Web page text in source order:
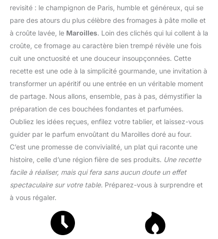
revisité : le champignon de Paris, humble et généreux, qui se
pare des atours du plus célèbre des fromages à pâte molle et
à croûte lavée, le Maroilles. Loin des clichés qui lui collent à la
croûte, ce fromage au caractère bien trempé révèle une fois
cuit une onctuosité et une douceur insoupçonnées. Cette
recette est une ode à la simplicité gourmande, une invitation à
transformer un apéritif ou une entrée en un véritable moment
de partage. Nous allons, ensemble, pas à pas, démystifier la
préparation de ces bouchées fondantes et parfumées.
Oubliez les idées reçues, enfilez votre tablier, et laissez-vous
guider par le parfum envoûtant du Maroilles doré au four.
C’est une promesse de convivialité, un plat qui raconte une
histoire, celle d’une région fière de ses produits. Une recette
facile à réaliser, mais qui fera sans aucun doute un effet
spectaculaire sur votre table. Préparez-vous à surprendre et
à vous régaler.